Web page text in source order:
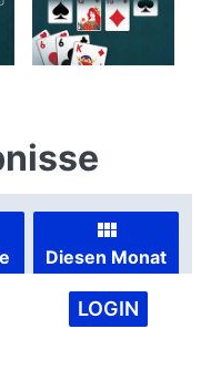
Diesen Monat
LOGIN